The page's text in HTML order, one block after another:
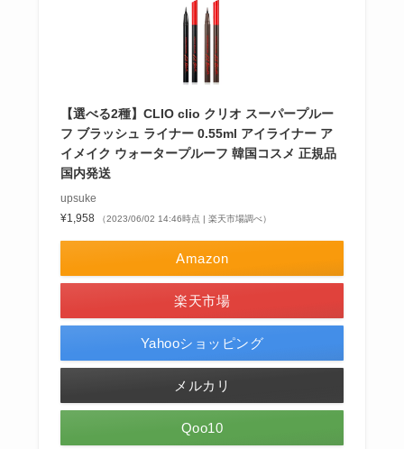
【選べる2種】CLIO clio クリオ スーパープルー
フ ブラッシュ ライナー 0.55ml アイライナー ア
イメイク ウォータープルーフ 韓国コスメ 正規品
国内発送
upsuke
¥1,958
（2023/06/02 14:46時点 | 楽天市場調べ）
Amazon
楽天市場
Yahooショッピング
メルカリ
Qoo10